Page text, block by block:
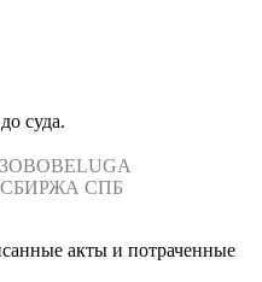
суда.
BELUGA
СПБ
акты и потраченные